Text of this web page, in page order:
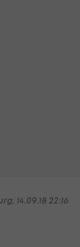
14.09.18 22:16